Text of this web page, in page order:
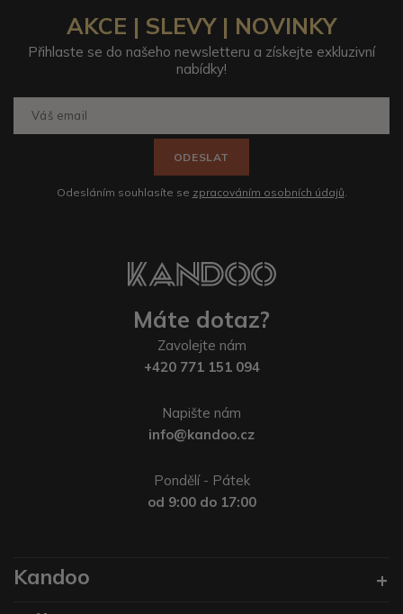
AKCE | SLEVY | NOVINKY
Přihlaste se do našeho newsletteru a získejte exkluzivní
nabídky!
ODESLAT
Odesláním souhlasíte se zpracováním osobních údajů
Máte dotaz?
Zavolejte nám
+420 771 151 094
Napište nám
info@kandoo.cz
Pondělí - Pátek
od 9:00 do 17:00
Kandoo